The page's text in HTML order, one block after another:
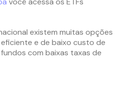
existem muitas opções
eficiente e de baixo custo de
com baixas taxas de